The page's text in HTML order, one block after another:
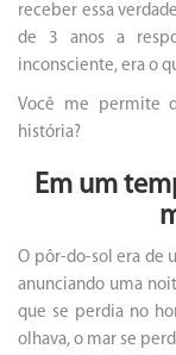
receber essa
de 3 anos a
inconsciente, era o
Você me permite
história?
Em um
O pôr-do-sol era de
anunciando uma
que se perdia no
olhava, o mar se